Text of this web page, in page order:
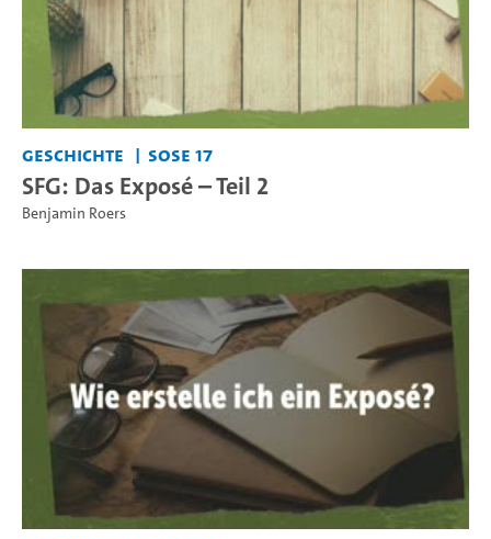
Geschichte SoSe 17
SFG: Das Exposé – Teil 2
Benjamin Roers